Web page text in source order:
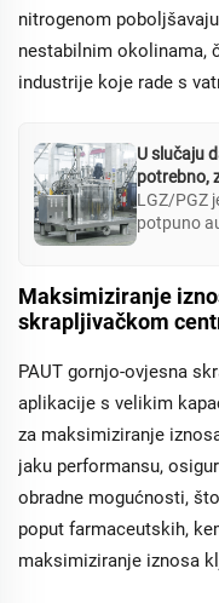
nitrogenom
nestabilnim okolinama,
industrije koje rade s
U slučaju
potrebno,
u
LGZ/PGZ
potpuno
industrije
stopove
odvajanju
tečnog
Njena
proizvoda i
u
Maksimiziranje
skrapljivačkom
PAUT gornjo-ovjesna
aplikacije s velikim
za maksimiziranje
jaku performansu,
obradne mogućnosti,
poput farmaceutskih,
maksimiziranje iznosa